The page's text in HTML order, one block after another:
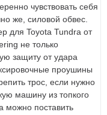
чувствовать себя
же, силовой обвес.
для Toyota Tundra от
не только
защиту от удара
проушины
трос, если нужно
машину из топкого
можно поставить